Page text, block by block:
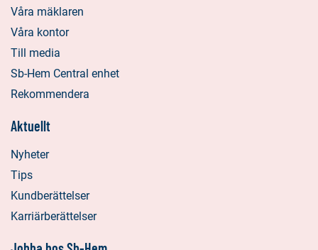
Våra mäklaren
Våra kontor
Till media
Sb-Hem Central enhet
Rekommendera
Aktuellt
Nyheter
Tips
Kundberättelser
Karriärberättelser